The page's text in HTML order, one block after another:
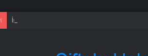
İstanbul’da 128 yeni noktaya daha EDS geliyor